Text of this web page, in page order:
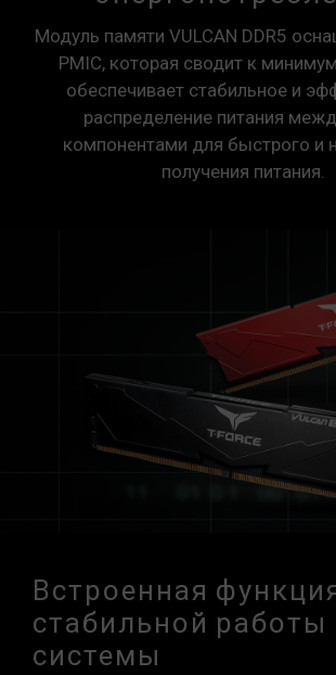
Модуль памяти VULCAN DDR5
PMIC, которая сводит к
обеспечивает стабильное и
распределение питания
компонентами для быстрого и
получения питания.
Встроенная функция
стабильной работы
системы